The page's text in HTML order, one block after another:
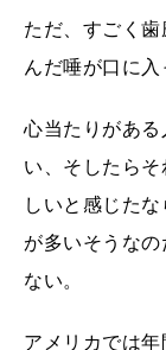
ただ、すごく
んだ唾が口に
心当たりがあ
い、そしたら
しいと感じた
が多いそうな
ない。
アメリカでは